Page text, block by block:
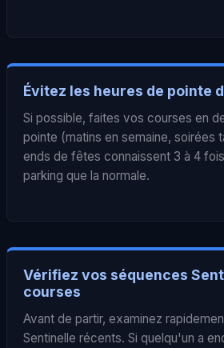
Évitez les heures de pointe
Si possible, faites vos courses en
pointe (matins en semaine, soirées
ends de fêtes connaissent 3 à 4
parking que la normale.
Vérifiez vos séquences
courses
Avant de partir, examinez
Sentinelle récents. Si quelqu'un a